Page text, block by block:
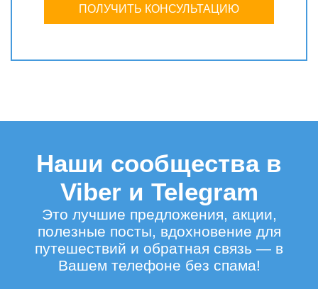
ПОЛУЧИТЬ КОНСУЛЬТАЦИЮ
Наши сообщества в
Viber и Telegram
Это лучшие предложения, акции,
полезные посты, вдохновение для
путешествий и обратная связь — в
Вашем телефоне без спама!